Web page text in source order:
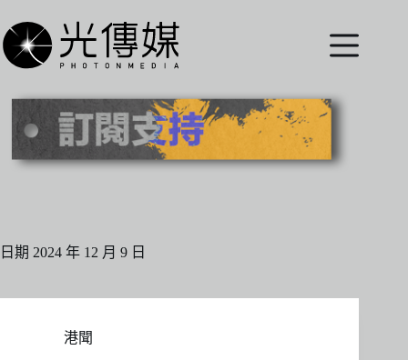
至
主
內
日期 2024 年 12 月 9 日
港聞